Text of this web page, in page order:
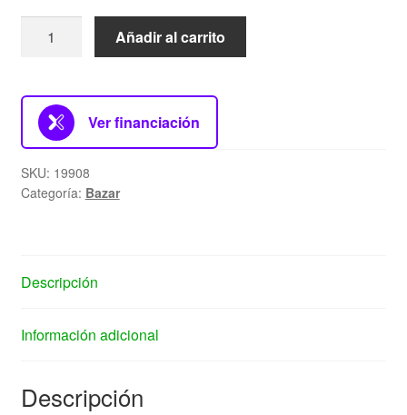
Añadir al carrito
Ver financiación
SKU: 19908
Categoría: Bazar
Descripción
Información adicional
Descripción